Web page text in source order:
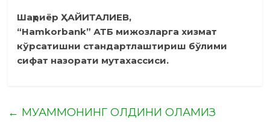
Шаҳриёр ҲАЙИТАЛИЕВ,
“Hamkorbank” АТБ мижозларга хизмат
кўрсатишни стандартлаштириш бўлими
сифат назорати мутахассиси.
← МУАММОНИНГ ОЛДИНИ ОЛАМИЗ